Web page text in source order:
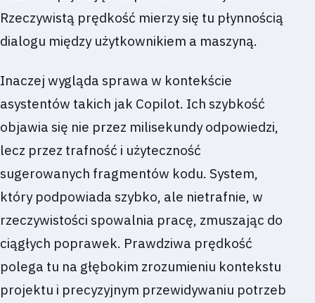
Rzeczywistą prędkość mierzy się tu płynnością
dialogu między użytkownikiem a maszyną.
Inaczej wygląda sprawa w kontekście
asystentów takich jak Copilot. Ich szybkość
objawia się nie przez milisekundy odpowiedzi,
lecz przez trafność i użyteczność
sugerowanych fragmentów kodu. System,
który podpowiada szybko, ale nietrafnie, w
rzeczywistości spowalnia pracę, zmuszając do
ciągłych poprawek. Prawdziwa prędkość
polega tu na głębokim zrozumieniu kontekstu
projektu i precyzyjnym przewidywaniu potrzeb